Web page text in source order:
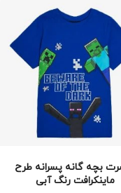
بچه گانه پسرانه طرح
ماینکرافت رنگ آبی